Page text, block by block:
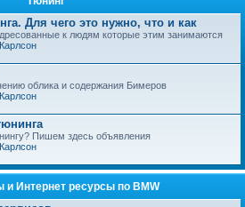
Для чего это нужно, что и как
к людям которые этим занимаются
Карлсон
облика и содержания Бимеров
Карлсон
Пишем здесь объявления
Карлсон
и Интернет ресурсы по BMW